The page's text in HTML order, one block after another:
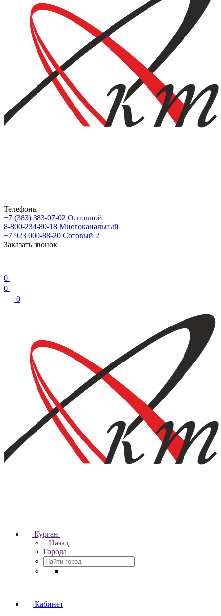
Телефоны
+7 (383) 383-07-02 Основной
8-800-234-80-18 Многоканальный
+7 923 000-88-20 Сотовый 2
Заказать звонок
0
0
0
Курган
Назад
Города
Кабинет